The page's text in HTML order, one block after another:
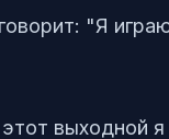
"Я
выходной я